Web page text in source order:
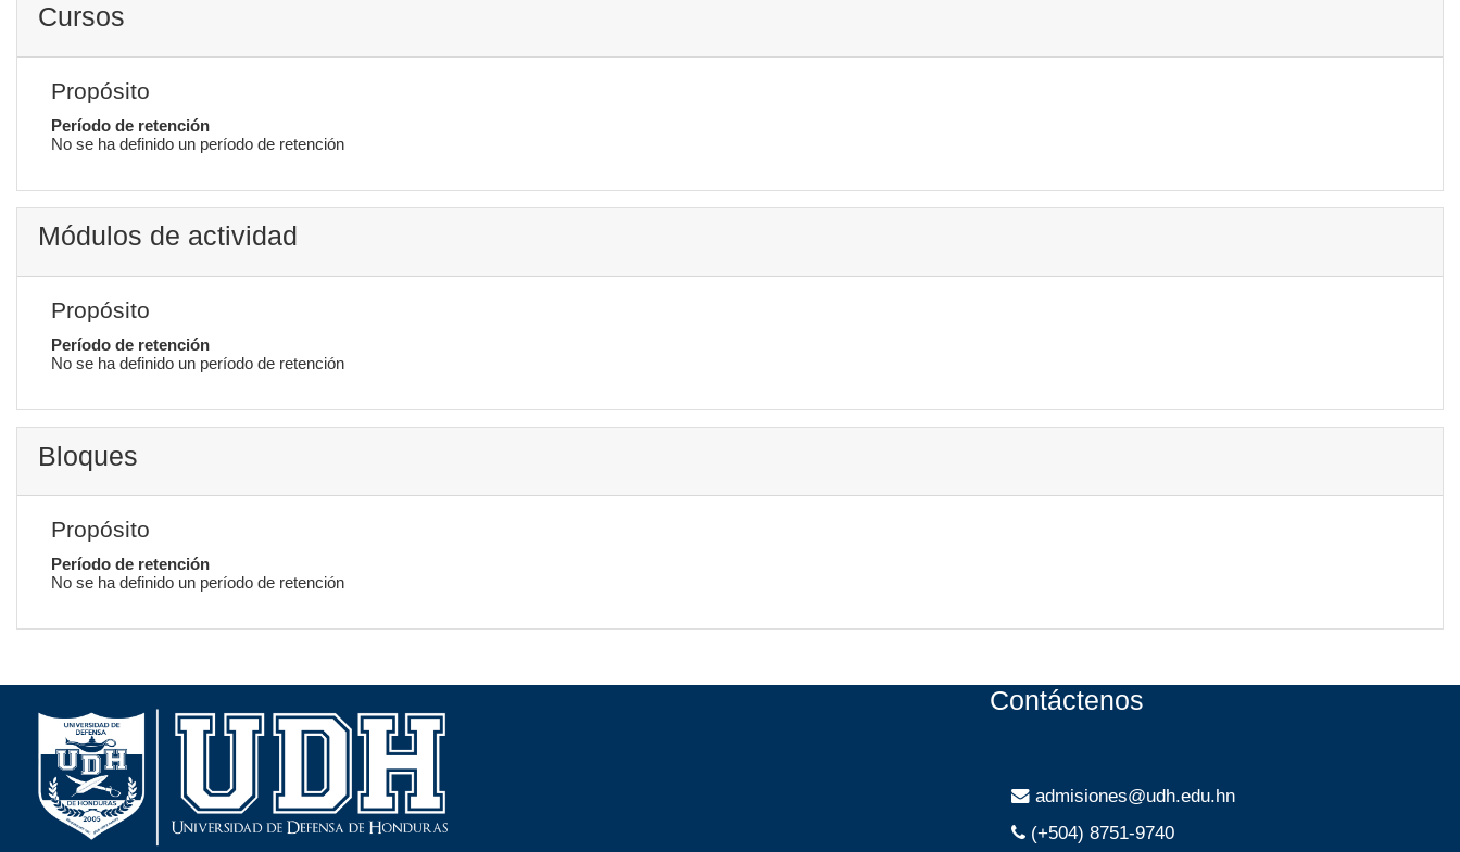
Cursos
Propósito
Período de retención
No se ha definido un período de retención
Módulos de actividad
Propósito
Período de retención
No se ha definido un período de retención
Bloques
Propósito
Período de retención
No se ha definido un período de retención
Contáctenos
admisiones@udh.edu.hn
(+504) 8751-9740